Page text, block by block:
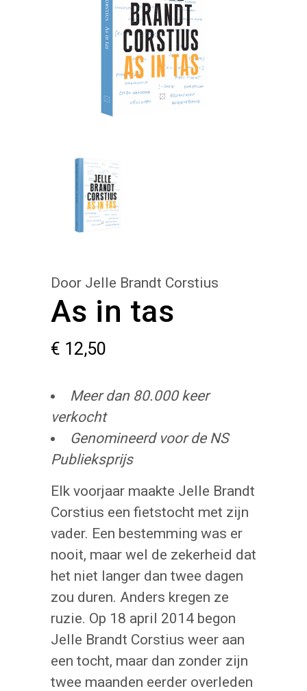
Door Jelle Brandt Corstius
As in tas
€ 12,50
Meer dan 80.000 keer
verkocht
Genomineerd voor de NS
Publieksprijs
Elk voorjaar maakte Jelle Brandt
Corstius een fietstocht met zijn
vader. Een bestemming was er
nooit, maar wel de zekerheid dat
het niet langer dan twee dagen
zou duren. Anders kregen ze
ruzie. Op 18 april 2014 begon
Jelle Brandt Corstius weer aan
een tocht, maar dan zonder zijn
twee maanden eerder overleden